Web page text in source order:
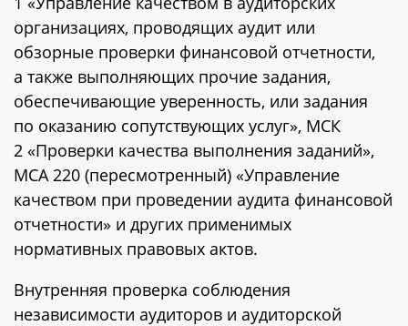
организациях, проводящих аудит или
обзорные проверки финансовой отчетности,
а также выполняющих прочие задания,
обеспечивающие уверенность, или задания
по оказанию сопутствующих услуг», МСК
2 «Проверки качества выполнения заданий»,
МСА 220 (пересмотренный) «Управление
качеством при проведении аудита финансовой
отчетности» и других применимых
нормативных правовых актов.
Внутренняя проверка соблюдения
независимости аудиторов и аудиторской